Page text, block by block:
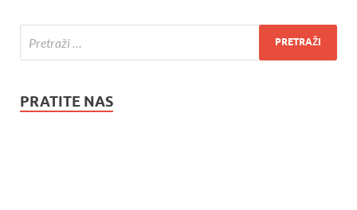
PRATITE NAS